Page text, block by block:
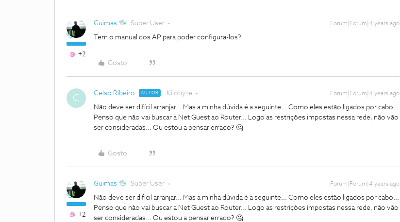
+2
Guimas Super User Forum|Forum|4 years ago
Tem o manual dos AP para poder configura-los?
Gosto
C Celso Ribeiro AUTOR Kilobyte Forum|Forum|4 years ago
Não deve ser difícil arranjar... Mas a minha dúvida é a seguinte... Como eles estão ligados por cabo...
Penso que não vai buscar a Net Guest ao Router... Logo as restrições impostas nessa rede, não vão
ser consideradas... Ou estou a pensar errado? 🤔
Gosto
+2
Guimas Super User Forum|Forum|4 years ago
Não deve ser difícil arranjar... Mas a minha dúvida é a seguinte... Como eles estão ligados por cabo...
Penso que não vai buscar a Net Guest ao Router... Logo as restrições impostas nessa rede, não vão
ser consideradas... Ou estou a pensar errado? 🤔